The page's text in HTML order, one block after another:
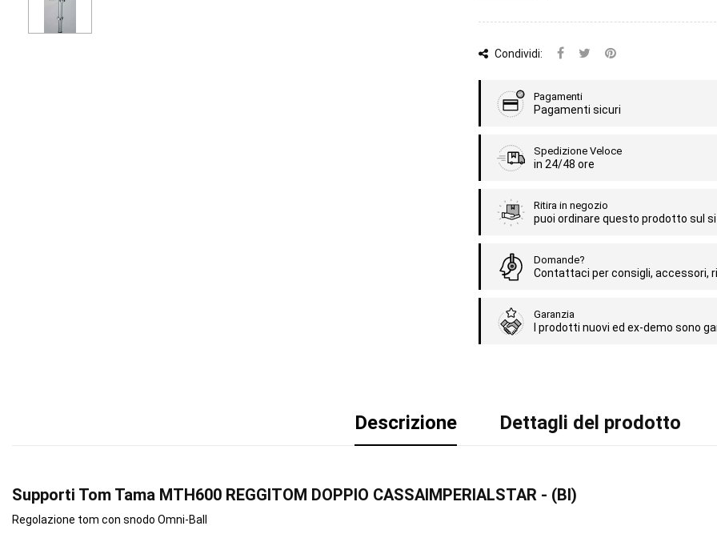
Condividi:
Pagamenti
Pagamenti sicuri
Spedizione Veloce
in 24/48 ore
Ritira in negozio
puoi ordinare questo prodotto sul
Domande?
Contattaci per consigli, accessori,
Garanzia
I prodotti nuovi ed ex-demo sono
Descrizione Dettagli del prodotto
Supporti Tom Tama MTH600 REGGITOM DOPPIO CASSAIMPERIALSTAR - (BI)
Regolazione tom con snodo Omni-Ball